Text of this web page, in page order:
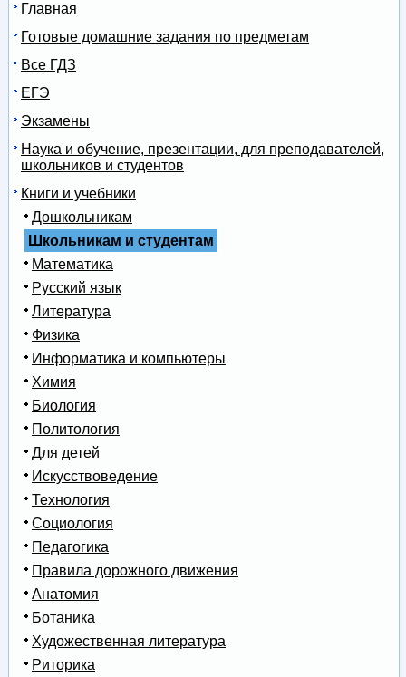
Главная
Готовые домашние задания по предметам
Все ГДЗ
ЕГЭ
Экзамены
Наука и обучение, презентации, для преподавателей,
школьников и студентов
Книги и учебники
Дошкольникам
Школьникам и студентам
Математика
Русский язык
Литература
Физика
Информатика и компьютеры
Химия
Биология
Политология
Для детей
Искусствоведение
Технология
Социология
Педагогика
Правила дорожного движения
Анатомия
Ботаника
Художественная литература
Риторика